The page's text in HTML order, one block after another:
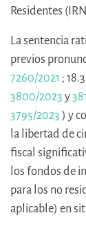
Residentes
La sentencia
previos
7260/2021 ;
3800/2023 y
3795/2023 ) y
la libertad de
fiscal
los fondos de
para los no
aplicable) en